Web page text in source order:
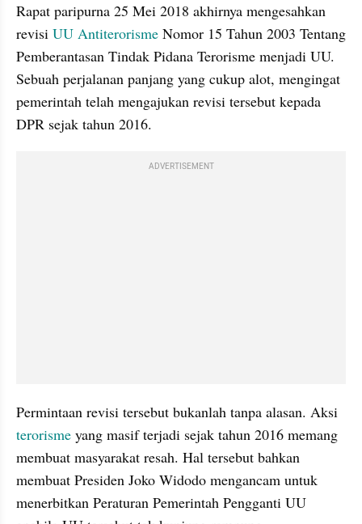
Rapat paripurna 25 Mei 2018 akhirnya mengesahkan
revisi UU Antiterorisme Nomor 15 Tahun 2003 Tentang
Pemberantasan Tindak Pidana Terorisme menjadi UU.
Sebuah perjalanan panjang yang cukup alot, mengingat
pemerintah telah mengajukan revisi tersebut kepada
DPR sejak tahun 2016.
ADVERTISEMENT
terorisme yang masif terjadi sejak tahun 2016 memang
membuat masyarakat resah. Hal tersebut bahkan
membuat Presiden Joko Widodo mengancam untuk
menerbitkan Peraturan Pemerintah Pengganti UU